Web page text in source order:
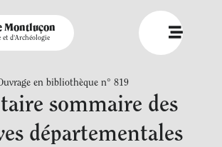
Montluçon
et d'Archéologie
en bibliothèque n° 819
sommaire des
départementales